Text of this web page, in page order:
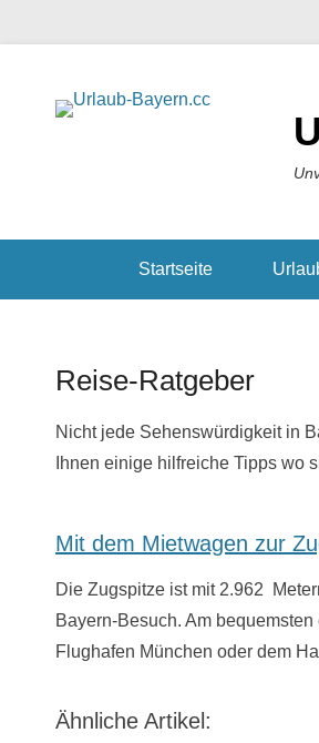
Startseite
Reise-Ratgeber
Nicht jede Sehenswürdigkeit in
Ihnen einige hilfreiche Tipps wo
Mit dem Mietwagen zur
Die Zugspitze ist mit 2.962
Bayern-Besuch. Am
Flughafen München oder dem
Ähnliche Artikel: